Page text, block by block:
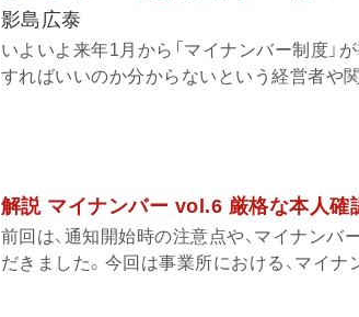
影島広泰
いよいよ来年1月から「マイナンバー制度」
すればいいのか分からないという経営者や
解説 マイナンバー vol.6 厳格な本人確
前回は、通知開始時の注意点や、マイナン
だきました。今回は事業所における、マイナ